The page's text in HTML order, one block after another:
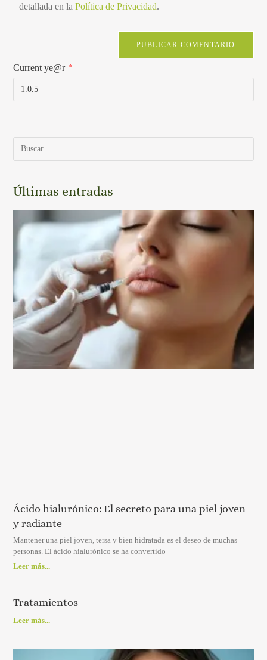
detallada en laPolítica de Privacidad.
Current ye@r *
Últimas entradas
Ácido hialurónico: El secreto para una piel joven
y radiante
Mantener una piel joven, tersa y bien hidratada es el deseo de muchas
personas. El ácido hialurónico se ha convertido
Leer más...
Tratamientos
Leer más...